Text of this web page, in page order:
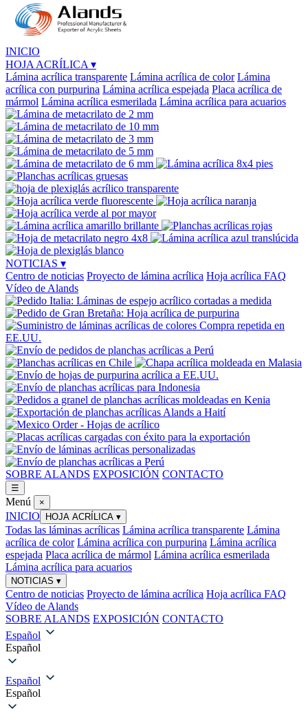
INICIO
HOJA ACRÍLICA ▾
Lámina acrílica transparente Lámina acrílica de color Lámina
acrílica con purpurina Lámina acrílica espejada Placa acrílica de
mármol Lámina acrílica esmerilada Lámina acrílica para acuarios
NOTICIAS ▾
Centro de noticias Proyecto de lámina acrílica Hoja acrílica FAQ
Vídeo de Alands
SOBRE ALANDS EXPOSICIÓN CONTACTO
☰
Menú ×
INICIO HOJA ACRÍLICA ▾
Todas las láminas acrílicas Lámina acrílica transparente Lámina
acrílica de color Lámina acrílica con purpurina Lámina acrílica
espejada Placa acrílica de mármol Lámina acrílica esmerilada
Lámina acrílica para acuarios
NOTICIAS ▾
Centro de noticias Proyecto de lámina acrílica Hoja acrílica FAQ
Vídeo de Alands
SOBRE ALANDS EXPOSICIÓN CONTACTO
Español
Español
Español
Español